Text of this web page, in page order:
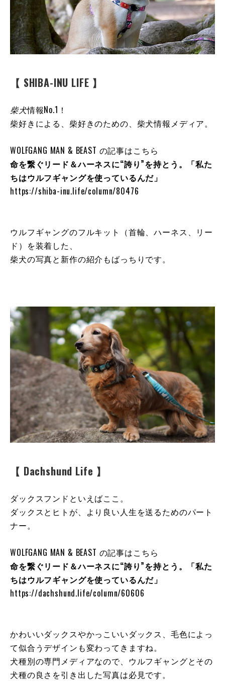
【 SHIBA-INU LIFE 】
柴犬情報No.1！
柴好きによる、柴好きのための、柴犬情報メディア。
WOLFGANG MAN & BEAST の記事はこちら
命を繋ぐリード＆ハーネスに“誇り”を持とう。「私た
ちはウルフギャングを使っているんだ」
https://shiba-inu.life/column/80476
ウルフギャングのフルキット（首輪、ハーネス、リー
ド）を装着した、
柴犬の写真と新作の紹介もばっちりです。
【 Dachshund Life 】
ダックスフンドといえばここ。
ダックスとヒトが、より良い人生を送るためのパート
ナー。
WOLFGANG MAN & BEAST の記事はこちら
命を繋ぐリード＆ハーネスに“誇り”を持とう。「私た
ちはウルフギャングを使っているんだ」
https://dachshund.life/column/60606
かわいいダックスやかっこいいダックス、毛色によっ
て似合うデザインも変わってきますね。
犬種別の専門メディアなので、ウルフギャングとその
犬種の良さを引き出した写真は必見です。